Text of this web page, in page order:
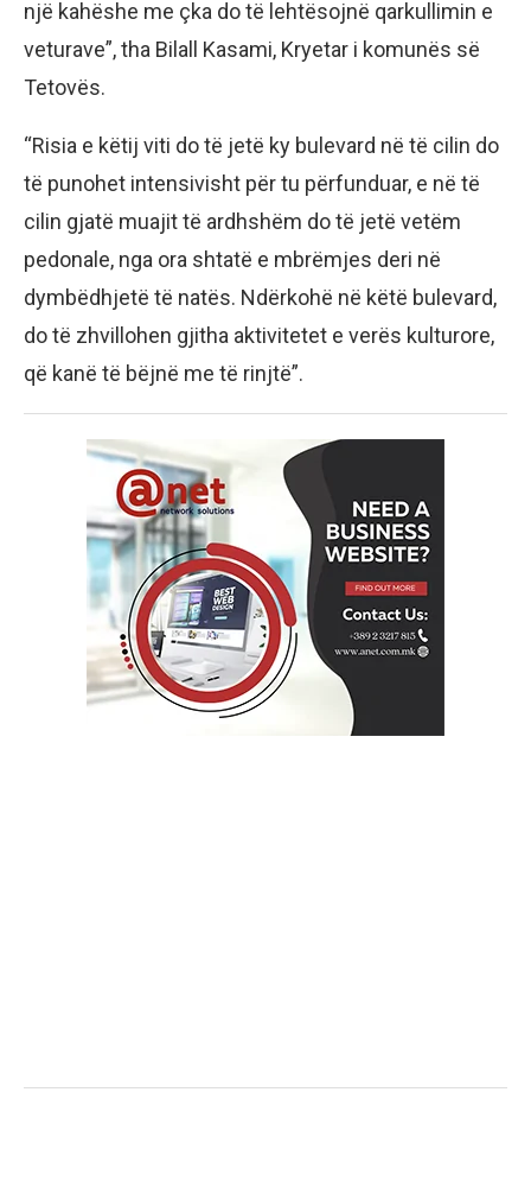
një kahëshe me çka do të lehtësojnë qarkullimin e
veturave”, tha Bilall Kasami, Kryetar i komunës së
Tetovës.
“Risia e këtij viti do të jetë ky bulevard në të cilin do
të punohet intensivisht për tu përfunduar, e në të
cilin gjatë muajit të ardhshëm do të jetë vetëm
pedonale, nga ora shtatë e mbrëmjes deri në
dymbëdhjetë të natës. Ndërkohë në këtë bulevard,
do të zhvillohen gjitha aktivitetet e verës kulturore,
që kanë të bëjnë me të rinjtë”.